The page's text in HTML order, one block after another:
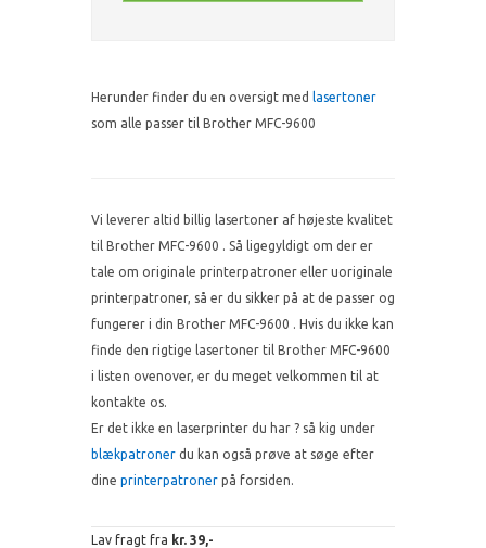
Herunder finder du en oversigt med lasertoner
som alle passer til Brother MFC-9600
Vi leverer altid billig lasertoner af højeste kvalitet
til Brother MFC-9600 . Så ligegyldigt om der er
tale om originale printerpatroner eller uoriginale
printerpatroner, så er du sikker på at de passer og
fungerer i din Brother MFC-9600 . Hvis du ikke kan
finde den rigtige lasertoner til Brother MFC-9600
i listen ovenover, er du meget velkommen til at
kontakte os.
Er det ikke en laserprinter du har ? så kig under
blækpatroner du kan også prøve at søge efter
dine printerpatroner på forsiden.
Lav fragt fra kr. 39,-